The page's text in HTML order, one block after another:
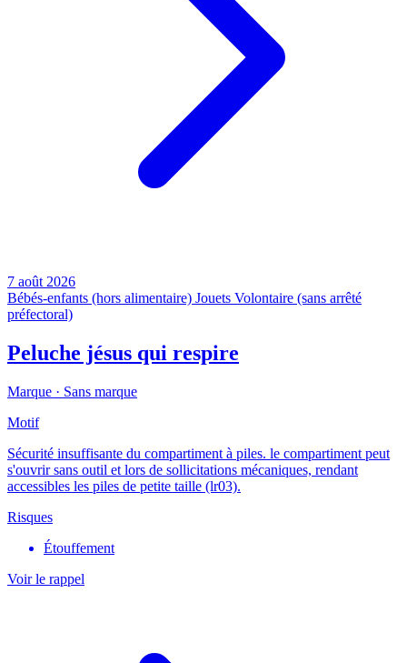
7 août 2026
Bébés-enfants (hors alimentaire) Jouets Volontaire (sans arrêté
préfectoral)
Peluche jésus qui respire
Marque · Sans marque
Motif
Sécurité insuffisante du compartiment à piles. le compartiment peut
s'ouvrir sans outil et lors de sollicitations mécaniques, rendant
accessibles les piles de petite taille (lr03).
Risques
Étouffement
Voir le rappel